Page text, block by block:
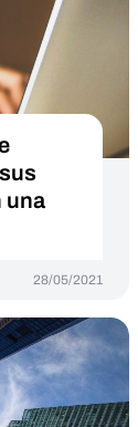
una
28/05/2021